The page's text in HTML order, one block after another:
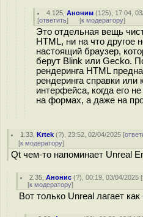
4.125 ,Аноним (125), 17:04,
[ответить] [к модератору]
Это отдельная вещь
HTML, ни на что другое
настоящий браузер,
берут Blink или Gecko.
рендеринга HTML
рендеринга справки или
интерфейса, когда его
на формах, а даже на
1.33 ,Krtek (?), 23:52, 02/04/2025 [
[к модератору]
Qt чем-то напоминает Unreal
2.35 ,Анонис (?), 00:19, 03/04/2025 [
[к модератору]
Вот только Unreal лагает